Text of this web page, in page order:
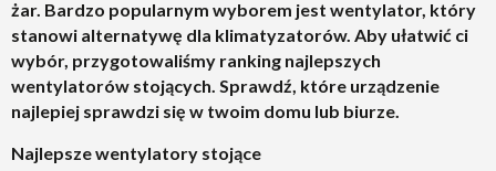
żar. Bardzo popularnym wyborem jest wentylator, który
stanowi alternatywę dla klimatyzatorów. Aby ułatwić ci
wybór, przygotowaliśmy ranking najlepszych
wentylatorów stojących. Sprawdź, które urządzenie
najlepiej sprawdzi się w twoim domu lub biurze.
Najlepsze wentylatory stojące
Stadler Form Simon
10.0 / 10
8 MIEJSCE
Łucznik SF-2019 Plus
Ocena:
10.0
/ 10
9 MIEJSCE
Ocena: